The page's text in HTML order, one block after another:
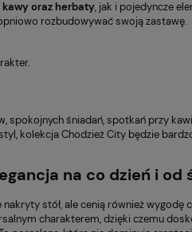
oraz herbaty, jak i pojedyncze
rozbudowywać swoją zastawę.
śniadań, spotkań przy
kolekcja Chodzież City będzie
na co dzień i od
stół, ale cenią również wygodę
charakterem, dzięki czemu